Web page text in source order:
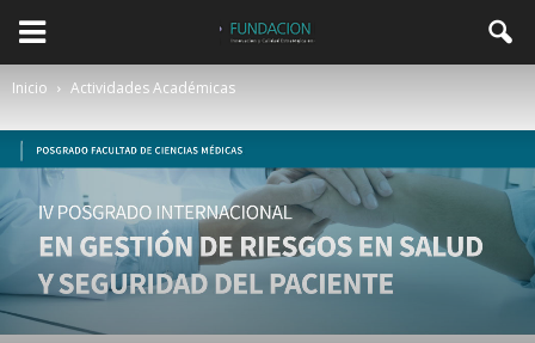
Inicio Actividades Académicas